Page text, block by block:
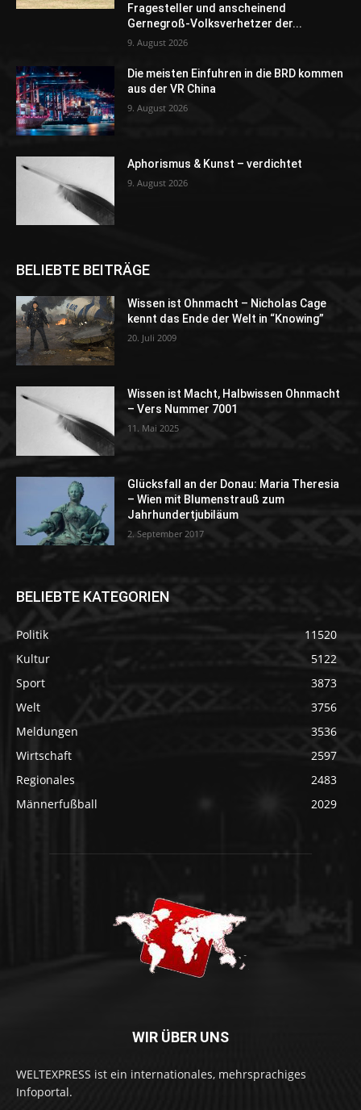
Fragesteller und anscheinend
Gernegroß-Volksverhetzer der...
9. August 2026
Die meisten Einfuhren in die BRD kommen
aus der VR China
9. August 2026
Aphorismus & Kunst – verdichtet
9. August 2026
BELIEBTE BEITRÄGE
Wissen ist Ohnmacht – Nicholas Cage
kennt das Ende der Welt in “Knowing”
20. Juli 2009
Wissen ist Macht, Halbwissen Ohnmacht
– Vers Nummer 7001
11. Mai 2025
Glücksfall an der Donau: Maria Theresia
– Wien mit Blumenstrauß zum
Jahrhundertjubiläum
2. September 2017
BELIEBTE KATEGORIEN
Politik
11520
Kultur
5122
Sport
3873
Welt
3756
Meldungen
3536
Wirtschaft
2597
Regionales
2483
Männerfußball
2029
WIR ÜBER UNS
WELTEXPRESS ist ein internationales, mehrsprachiges
Infoportal.